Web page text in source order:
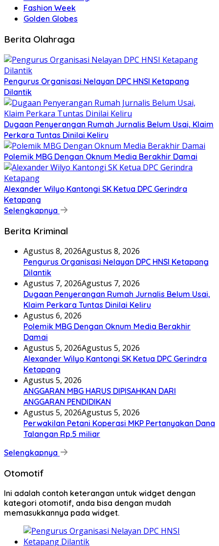
Fashion Week
Golden Globes
Berita Olahraga
Pengurus Organisasi Nelayan DPC HNSI Ketapang
Dilantik
Dugaan Penyerangan Rumah Jurnalis Belum Usai, Klaim
Perkara Tuntas Dinilai Keliru
Polemik MBG Dengan Oknum Media Berakhir Damai
Alexander Wilyo Kantongi SK Ketua DPC Gerindra
Ketapang
Selengkapnya
Berita Kriminal
Agustus 8, 2026Agustus 8, 2026
Pengurus Organisasi Nelayan DPC HNSI Ketapang
Dilantik
Agustus 7, 2026Agustus 7, 2026
Dugaan Penyerangan Rumah Jurnalis Belum Usai,
Klaim Perkara Tuntas Dinilai Keliru
Agustus 6, 2026
Polemik MBG Dengan Oknum Media Berakhir
Damai
Agustus 5, 2026Agustus 5, 2026
Alexander Wilyo Kantongi SK Ketua DPC Gerindra
Ketapang
Agustus 5, 2026
ANGGARAN MBG HARUS DIPISAHKAN DARI
ANGGARAN PENDIDIKAN
Agustus 5, 2026Agustus 5, 2026
Perwakilan Petani Koperasi MKP Pertanyakan Dana
Talangan Rp.5 miliar
Selengkapnya
Otomotif
Ini adalah contoh keterangan untuk widget dengan
kategori otomotif, anda bisa dengan mudah
memasukkannya pada widget.